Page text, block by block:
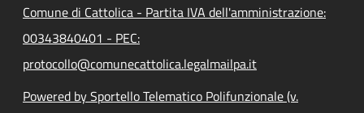
Comune di Cattolica - Partita IVA dell'amministrazione:
00343840401 - PEC:
protocollo@comunecattolica.legalmailpa.it
Powered by Sportello Telematico Polifunzionale (v.